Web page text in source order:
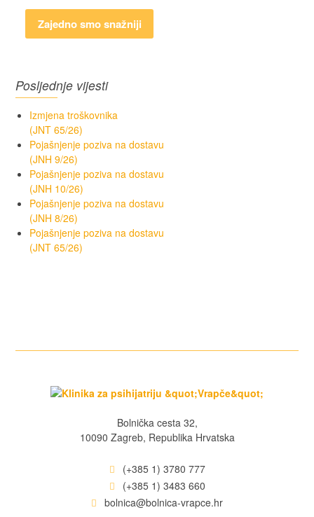
Zajedno smo snažniji
Posljednje vijesti
Izmjena troškovnika
(JNT 65/26)
Pojašnjenje poziva na dostavu
(JNH 9/26)
Pojašnjenje poziva na dostavu
(JNH 10/26)
Pojašnjenje poziva na dostavu
(JNH 8/26)
Pojašnjenje poziva na dostavu
(JNT 65/26)
Bolnička cesta 32,
10090 Zagreb, Republika Hrvatska
(+385 1) 3780 777
(+385 1) 3483 660
bolnica@bolnica-vrapce.hr